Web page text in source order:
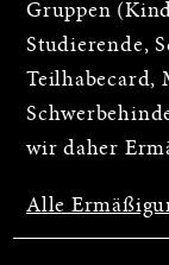
Gruppen
Studierende,
Teilhabecard,
wir daher
Alle